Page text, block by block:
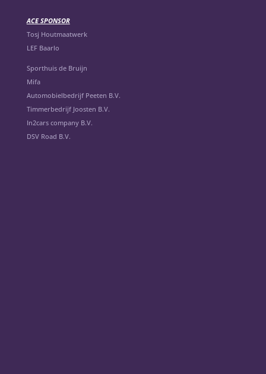
ACE SPONSOR
Tosj Houtmaatwerk
LEF Baarlo
Sporthuis de Bruijn
Mifa
Automobielbedrijf Peeten B.V.
Timmerbedrijf Joosten B.V.
In2cars company B.V.
DSV Road B.V.